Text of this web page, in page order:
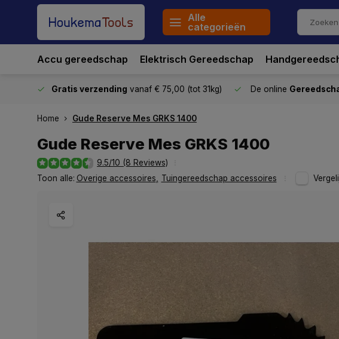
Alle
categorieën
Accu gereedschap Elektrisch Gereedschap
Gratis verzending vanaf € 75,00 (tot 31kg) De online
Home Gude Reserve Mes GRKS 1400
Gude Reserve Mes GRKS 1400
9.5/10 (8 Reviews)
Toon alle: Overige accessoires Tuingereedschap accessoires